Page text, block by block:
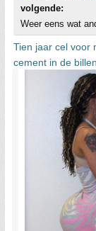
volgende:
Weer eens wat
Tien jaar cel voor
cement in de